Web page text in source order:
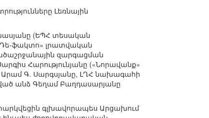
Լեռնային
(ԵՊՀ տեսական
ֆակտո» լրատվական
զարգացման
Հարությունյանը («Նորավանք»
Գ. Սարգսյանը, ԼՂՀ նախագահի
անձ Գեղամ Բաղդասարյանը
գլխավորապես Արցախում